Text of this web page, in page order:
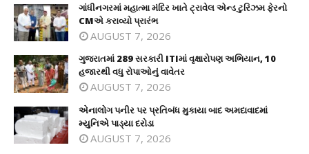
ગાંધીનગરમાં મહાત્મા મંદિર ખાતે ટ્રાવેલ એન્ડ ટુરિઝમ ફેરનો
CMએ કરાવ્યો પ્રારંભ
AUGUST 7, 2026
ગુજરાતમાં 289 સરકારી ITIમાં વૃક્ષારોપણ અભિયાન, 10
હજારથી વધુ રોપાઓનું વાવેતર
AUGUST 7, 2026
એનાલોગ પનીર પર પ્રતિબંધ મુકાયા બાદ અમદાવાદમાં
મ્યુનિએ પાડ્યા દરોડા
AUGUST 7, 2026